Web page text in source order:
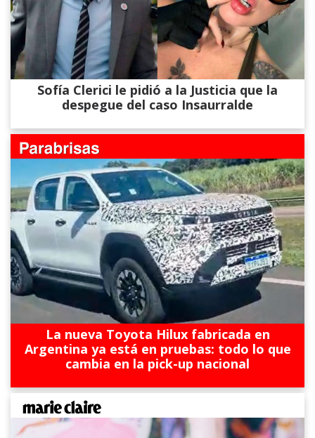
Sofía Clerici le pidió a la Justicia que la
despegue del caso Insaurralde
La nueva Toyota Hilux fabricada en
Argentina ya está en pruebas: todo lo que
cambia en la pick-up nacional